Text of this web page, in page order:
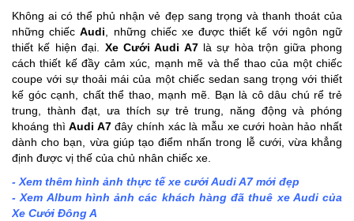
Không ai có thể phủ nhận vẻ đẹp sang trọng và thanh thoát của
những chiếcAudi , những chiếc xe được thiết kế với ngôn ngữ
thiết kế hiện đại. Xe Cưới Audi A7là sự hòa trộn giữa phong
cách thiết kế đầy cảm xúc, mạnh mẽ và thể thao của một chiếc
coupe với sự thoải mái của một chiếc sedan sang trọng với thiết
kế góc cạnh, chất thể thao, mạnh mẽ. Bạn là cô dâu chú rể trẻ
trung, thành đạt, ưa thích sự trẻ trung, năng động và phóng
khoáng thìAudi A7đây chính xác là mẫu xe cưới hoàn hảo nhất
dành cho bạn, vừa giúp tạo điểm nhấn trong lễ cưới, vừa khẳng
định được vị thế của chủ nhân chiếc xe.
- Xem thêm hình ảnh thực tế xe cướiAudi A7mới đẹp
- Xem Album hình ảnh các khách hàng đã thuê xe Audi của
Xe Cưới Đông A